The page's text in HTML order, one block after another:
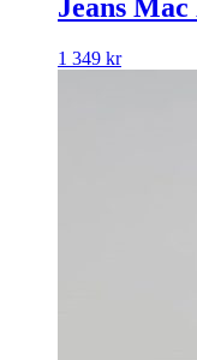
Jeans
1 349 kr